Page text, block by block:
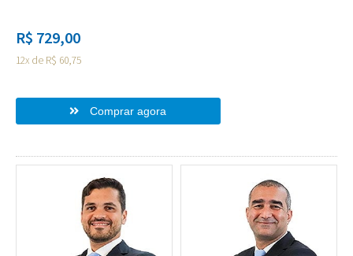
R$ 729,00
12x de R$ 60,75
Comprar agora